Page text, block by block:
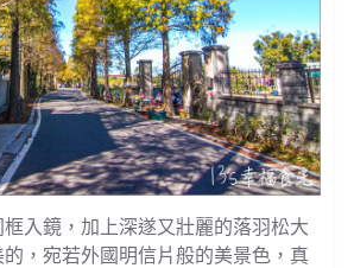
入鏡，加上深遂又壯麗的落羽松大
，宛若外國明信片般的美景色，真